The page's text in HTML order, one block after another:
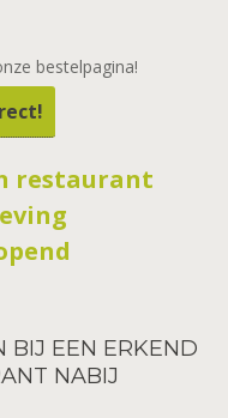
bestelpagina!
restaurant
BIJ EEN ERKEND
NABIJ